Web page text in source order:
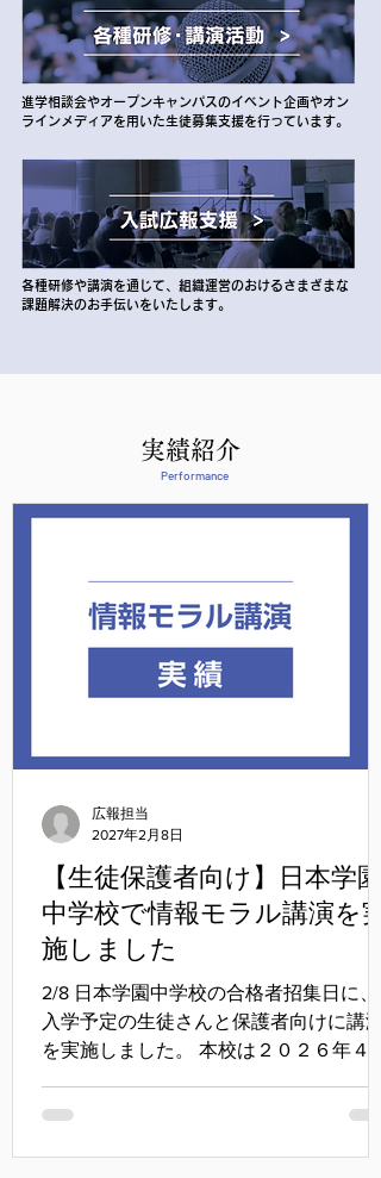
進学相談会やオープンキャンパスのイベント企画やオン
ラインメディアを用いた生徒募集支援を行っています。
各種研修や講演を通じて、組織運営のおけるさまざまな
課題解決のお手伝いをいたします。
Performance
実績紹介
【生徒保護者向け】日本学園
中学校で情報モラル講演を実
施しました
2/8 日本学園中学校の合格者招集日に、
入学予定の生徒さんと保護者向けに講演
を実施しました。 本校は２０２６年４月
なり、共学化される学 校で首都圏の中学
年連続でのご依頼です！ 今回のテーマは
広報担当
2027年2月8日